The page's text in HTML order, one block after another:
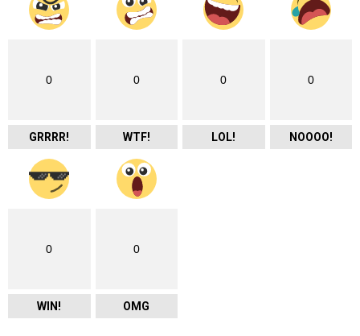
0
GRRRR!
0
WTF!
0
LOL!
0
NOOOO!
0
WIN!
0
OMG